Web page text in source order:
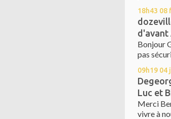
18h43 08
d'avant
Bonjour
pas
09h19 04
Luc et
Merci
vivre à